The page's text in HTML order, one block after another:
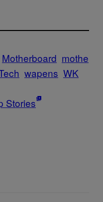
Motherboard mothe
wapens WK
Stories